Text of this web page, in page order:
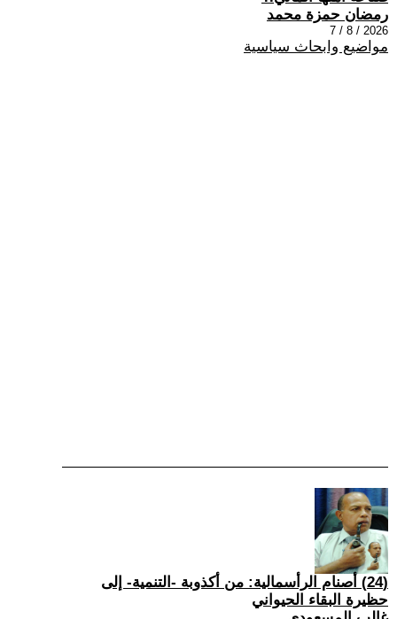
رمضان حمزة محمد
2026 / 8 / 7
مواضيع وابحاث سياسية
(24) أصنام الرأسمالية: من أكذوبة -التنمية- إلى
حظيرة البقاء الحيواني